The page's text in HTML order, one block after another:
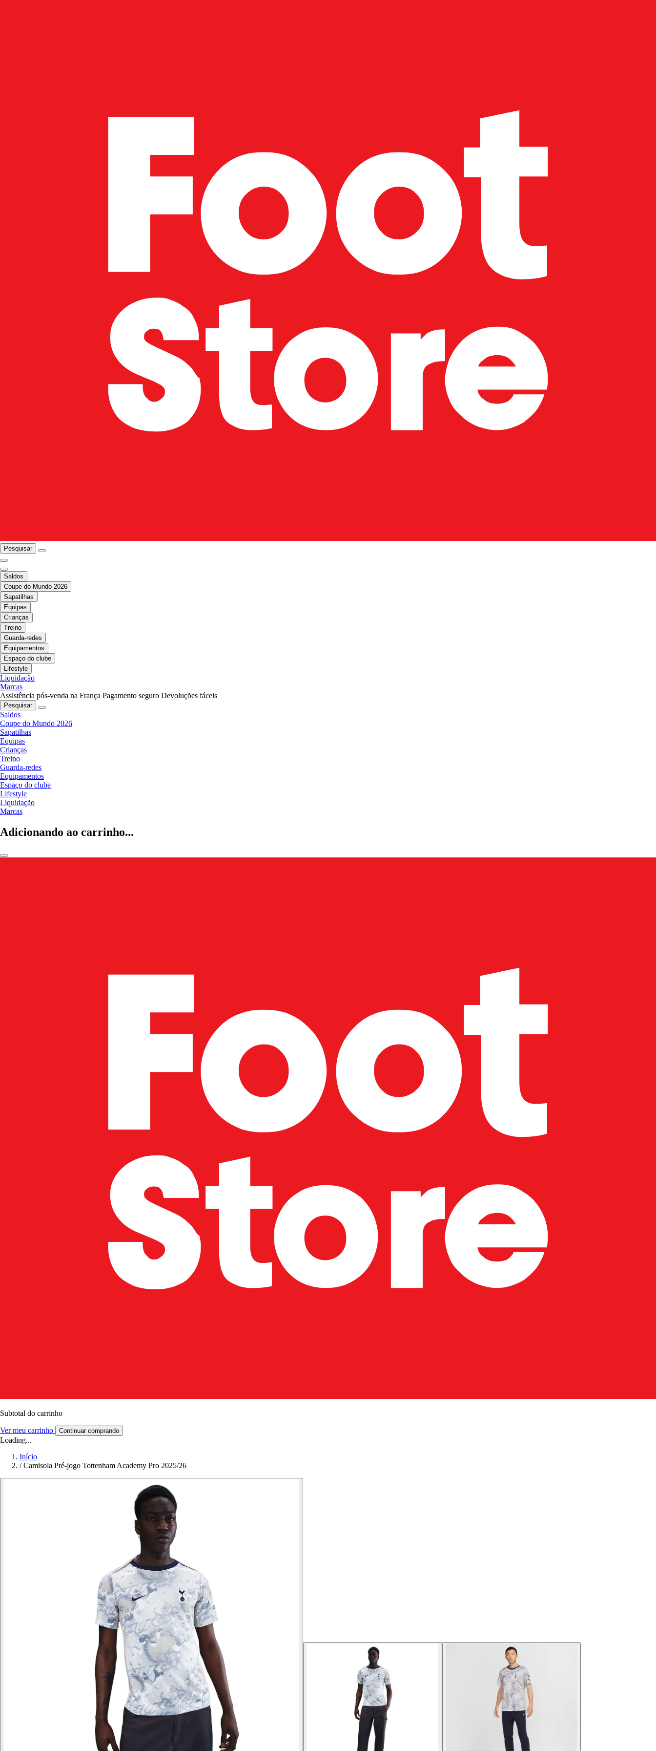
Pesquisar
Saldos
Coupe do Mundo 2026
Sapatilhas
Equipas
Crianças
Treino
Guarda-redes
Equipamentos
Espaço do clube
Lifestyle
Liquidação
Marcas
Assistência pós-venda na França Pagamento seguro Devoluções fáceis
Pesquisar
Saldos
Coupe do Mundo 2026
Sapatilhas
Equipas
Crianças
Treino
Guarda-redes
Equipamentos
Espaço do clube
Lifestyle
Liquidação
Marcas
Adicionando ao carrinho...
Subtotal do carrinho
Ver meu carrinho Continuar comprando
Loading...
Início
/ Camisola Pré-jogo Tottenham Academy Pro 2025/26